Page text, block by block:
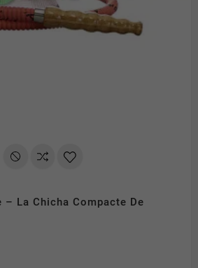
– La Chicha Compacte De